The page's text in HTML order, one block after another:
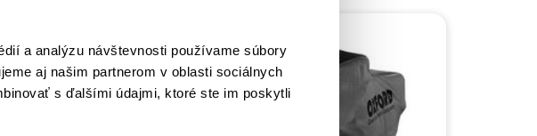
a analýzu návštevnosti používame súbory
aj našim partnerom v oblasti sociálnych
s ďalšími údajmi, ktoré ste im poskytli
-24%